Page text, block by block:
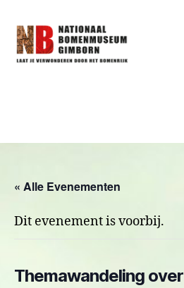
« Alle Evenementen
Dit evenement is voorbij.
Themawandeling over